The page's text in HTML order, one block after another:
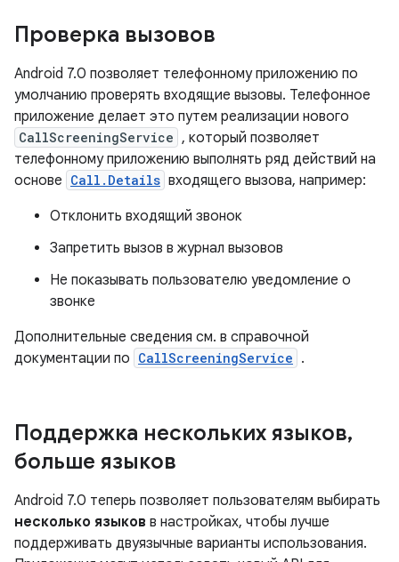
Проверка вызовов
Android 7.0 позволяет телефонному приложению по
умолчанию проверять входящие вызовы. Телефонное
приложение делает это путем реализации нового
CallScreeningService , который позволяет
телефонному приложению выполнять ряд действий на
основе Call.Details входящего вызова, например:
Отклонить входящий звонок
Запретить вызов в журнал вызовов
Не показывать пользователю уведомление о
звонке
Дополнительные сведения см. в справочной
документации по CallScreeningService .
Поддержка нескольких языков,
больше языков
Android 7.0 теперь позволяет пользователям выбирать
несколько языков в настройках, чтобы лучше
поддерживать двуязычные варианты использования.